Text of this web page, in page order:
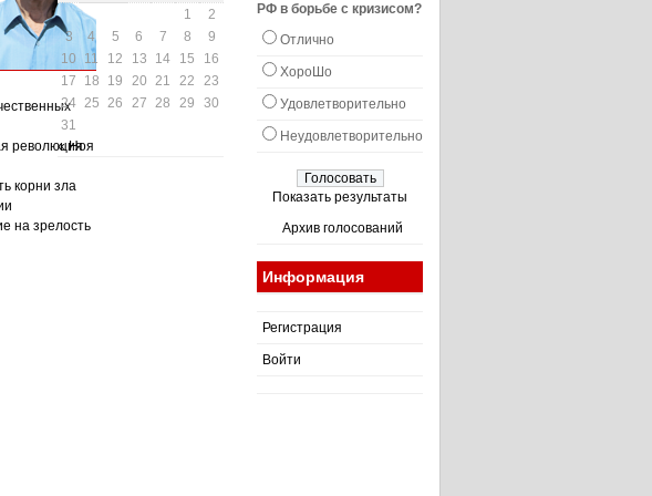
революция
корни зла
на зрелость
1
2
3
4 5 6 7 8
9
10
11 12 13 14 15
16
17
18 19 20 21 22
23
24 25 26 27 28 29
30
31
« Ноя
РФ в борьбе с кризисом?
Отлично
ХороШо
Удовлетворительно
Неудовлетворительно
Показать результаты
Архив голосований
Информация
Регистрация
Войти